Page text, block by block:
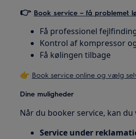
👉 Book service – få problemet
Få professionel
Kontrol af kompressor
Få kølingen tilbage
👉 Book service online og vælg
Dine muligheder
Når du booker service, kan
Service under